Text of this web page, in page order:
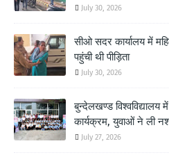
July 30, 2026
सीओ सदर कार्यालय में
पहुंची थी पीड़िता
July 30, 2026
बुन्देलखण्ड विश्वविद्यालय
कार्यक्रम, युवाओं ने ली
July 27, 2026